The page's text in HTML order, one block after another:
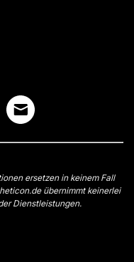
ersetzen in keinem Fall
übernimmt keinerlei
Dienstleistungen.